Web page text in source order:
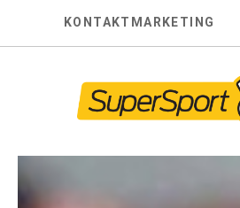
KONTAKT MARKETING